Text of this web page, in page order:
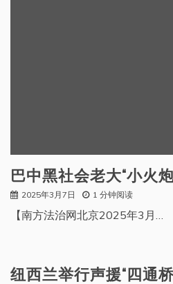
巴中黑社会老大“小火
2025年3月7日 1 分钟阅读
【南方法治网北京2025年3月…
纽西兰举行声援“四通